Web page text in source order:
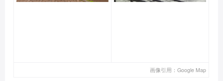
画像引用：Google Map